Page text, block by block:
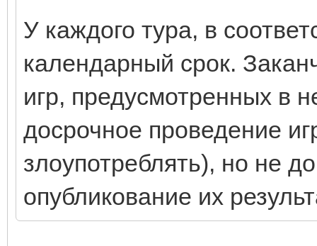
У каждого тура, в
календарный срок.
игр, предусмотренных в
досрочное проведение
злоупотреблять), но не
опубликование их